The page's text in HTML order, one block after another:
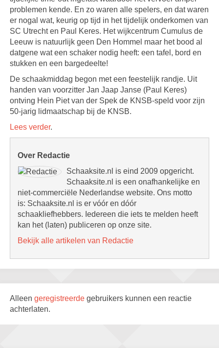
problemen kende. En zo waren alle spelers, en dat waren
er nogal wat, keurig op tijd in het tijdelijk onderkomen van
SC Utrecht en Paul Keres. Het wijkcentrum Cumulus de
Leeuw is natuurlijk geen Den Hommel maar het bood al
datgene wat een schaker nodig heeft: een tafel, bord en
stukken en een bargedeelte!
De schaakmiddag begon met een feestelijk randje. Uit
handen van voorzitter Jan Jaap Janse (Paul Keres)
ontving Hein Piet van der Spek de KNSB-speld voor zijn
50-jarig lidmaatschap bij de KNSB.
Lees verder.
Over Redactie
Schaaksite.nl is eind 2009 opgericht.
Schaaksite.nl is een onafhankelijke en
niet-commerciële Nederlandse website. Ons motto
is: Schaaksite.nl is er vóór en dóór
schaakliefhebbers. Iedereen die iets te melden heeft
kan het (laten) publiceren op onze site.
Bekijk alle artikelen van Redactie
Alleen geregistreerde gebruikers kunnen een reactie
achterlaten.